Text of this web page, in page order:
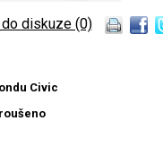
diskuze (0)
Civic